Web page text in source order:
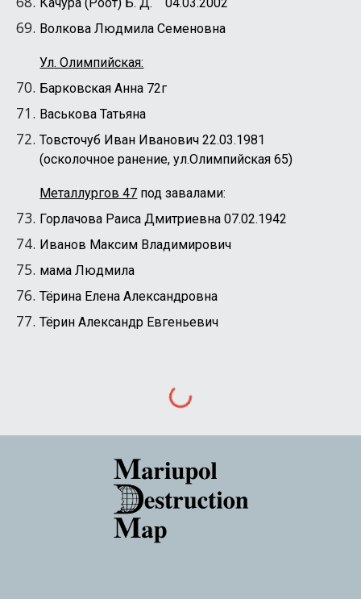
Волкова Людмила Семеновна
Ул. Олимпийская:
Барковская Анна 72г
Васькова Татьяна
Товсточуб Иван Иванович 22.03.1981
(осколочное ранение, ул.Олимпийская 65)
Металлургов 47 под завалами:
Горлачова Раиса Дмитриевна 07.02.1942
Иванов Максим Владимирович
мама Людмила
Тёрина Елена Александровна
Тёрин Александр Евгеньевич